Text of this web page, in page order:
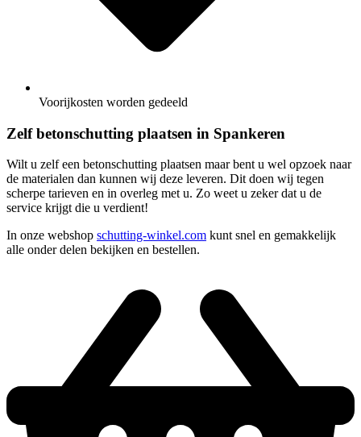
Voorijkosten worden gedeeld
Zelf betonschutting plaatsen in Spankeren
Wilt u zelf een betonschutting plaatsen maar bent u wel opzoek naar
de materialen dan kunnen wij deze leveren. Dit doen wij tegen
scherpe tarieven en in overleg met u. Zo weet u zeker dat u de
service krijgt die u verdient!
In onze webshop schutting-winkel.com kunt snel en gemakkelijk
alle onder delen bekijken en bestellen.